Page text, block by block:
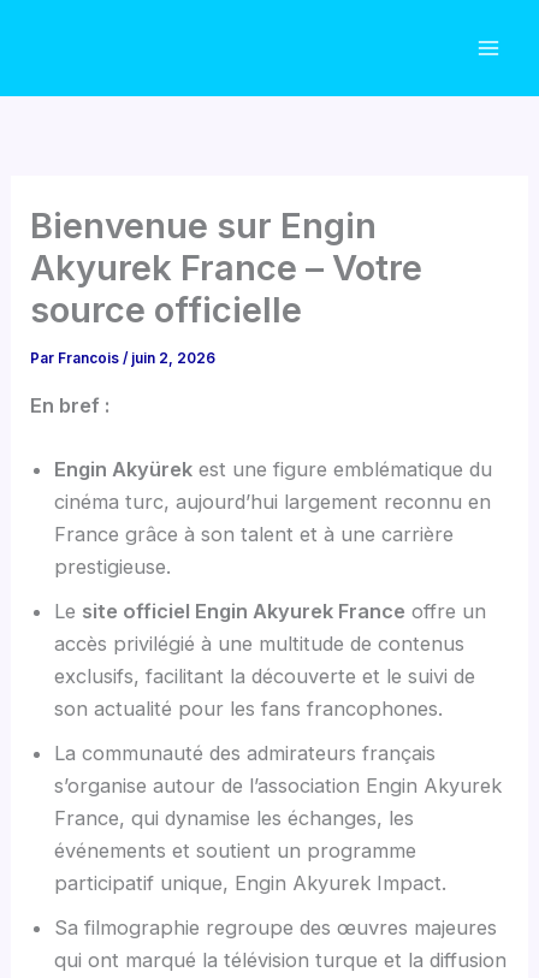
Bienvenue sur Engin
Akyurek France – Votre
source officielle
Par Francois/ juin 2, 2026
En bref :
Engin Akyürek est une figure emblématique du
cinéma turc, aujourd’hui largement reconnu en
France grâce à son talent et à une carrière
prestigieuse.
Le site officiel Engin Akyurek France offre un
accès privilégié à une multitude de contenus
exclusifs, facilitant la découverte et le suivi de
son actualité pour les fans francophones.
La communauté des admirateurs français
s’organise autour de l’association Engin Akyurek
France, qui dynamise les échanges, les
événements et soutient un programme
participatif unique, Engin Akyurek Impact.
Sa filmographie regroupe des œuvres majeures
qui ont marqué la télévision turque et la diffusion